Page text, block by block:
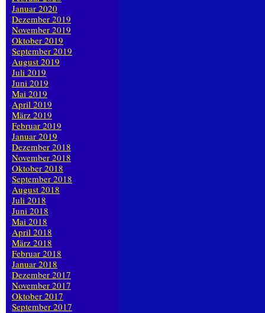
Januar 2020
Dezember 2019
November 2019
Oktober 2019
September 2019
August 2019
Juli 2019
Juni 2019
Mai 2019
April 2019
März 2019
Februar 2019
Januar 2019
Dezember 2018
November 2018
Oktober 2018
September 2018
August 2018
Juli 2018
Juni 2018
Mai 2018
April 2018
März 2018
Februar 2018
Januar 2018
Dezember 2017
November 2017
Oktober 2017
September 2017